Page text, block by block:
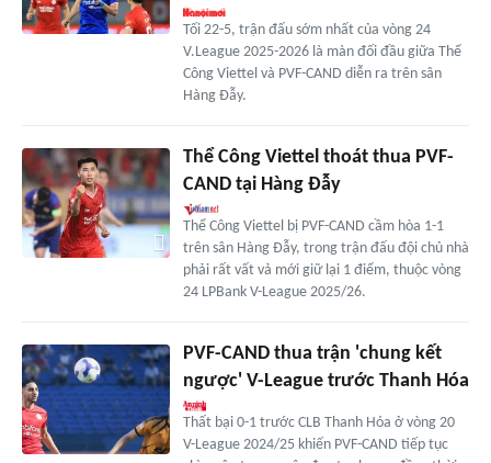
Tối 22-5, trận đấu sớm nhất của vòng 24
V.League 2025-2026 là màn đối đầu giữa Thể
Công Viettel và PVF-CAND diễn ra trên sân
Hàng Đẫy.
Thể Công Viettel thoát thua PVF-
CAND tại Hàng Đẫy
Thể Công Viettel bị PVF-CAND cầm hòa 1-1
trên sân Hàng Đẫy, trong trận đấu đội chủ nhà
phải rất vất vả mới giữ lại 1 điểm, thuộc vòng
24 LPBank V-League 2025/26.
PVF-CAND thua trận 'chung kết
ngược' V-League trước Thanh Hóa
Thất bại 0-1 trước CLB Thanh Hóa ở vòng 20
V-League 2024/25 khiến PVF-CAND tiếp tục